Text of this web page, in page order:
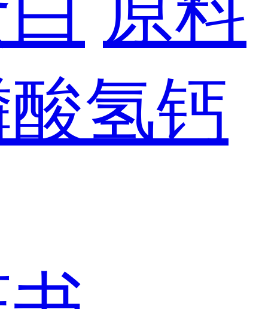
氢钙